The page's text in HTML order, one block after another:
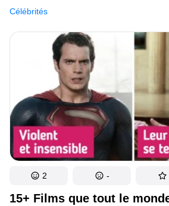
Célébrités
leurs films et clips, et observons presque
et gestes... Il n’est donc pas étonnant
à dormir debout émergent dans les
sorte de rumeurs et spéculations, les
15+ Films que tout le
2 -